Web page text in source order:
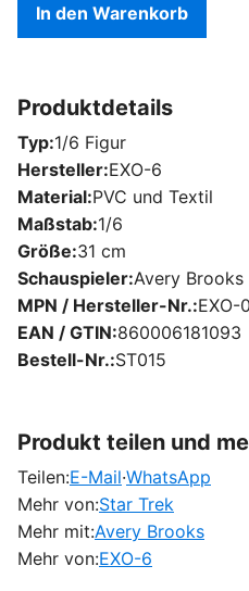
In den Warenkorb
Produktdetails
Typ 1/6 Figur
Hersteller EXO-6
Material PVC und Textil
Maßstab 1/6
Größe 31 cm
Schauspieler Avery Brooks
MPN / Hersteller-Nr. EXO-
EAN / GTIN 860006181093
Bestell-Nr. ST015
Produkt teilen und
Teilen:E-Mail·WhatsApp
Mehr von:Star Trek
Mehr mit:Avery Brooks
Mehr von:EXO-6